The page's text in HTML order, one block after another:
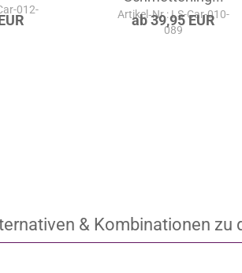
012-
Artikel‑Nr.: LS-Car-010-
089
ab 39,95 EUR
& Kombinationen zu